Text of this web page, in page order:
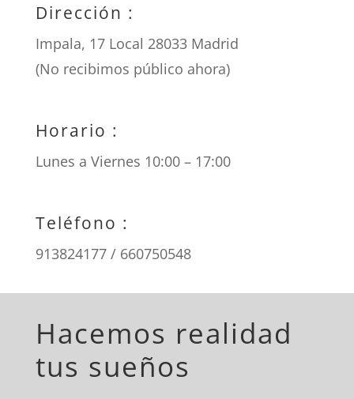
Dirección :
Impala, 17 Local 28033 Madrid
(No recibimos público ahora)
Horario :
Lunes a Viernes 10:00 – 17:00
Teléfono :
913824177 / 660750548
Hacemos realidad
tus sueños